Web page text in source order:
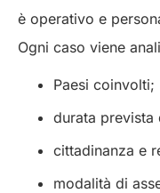
è operativo e
Ogni caso viene
Paesi coinvolti;
durata prevista
cittadinanza e
modalità di